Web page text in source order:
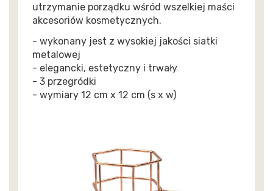
utrzymanie porządku wśród wszelkiej maści
akcesoriów kosmetycznych.
- wykonany jest z wysokiej jakości siatki
metalowej
- elegancki, estetyczny i trwały
- 3 przegródki
- wymiary 12 cm x 12 cm (s x w)